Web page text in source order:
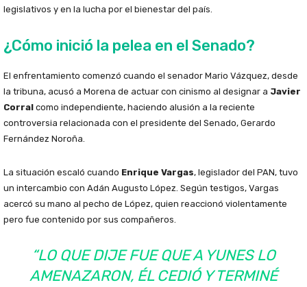
legislativos y en la lucha por el bienestar del país.
¿Cómo inició la pelea en el Senado?
El enfrentamiento comenzó cuando el senador Mario Vázquez, desde
la tribuna, acusó a Morena de actuar con cinismo al designar a Javier
Corral como independiente, haciendo alusión a la reciente
controversia relacionada con el presidente del Senado, Gerardo
Fernández Noroña.
La situación escaló cuando Enrique Vargas, legislador del PAN, tuvo
un intercambio con Adán Augusto López. Según testigos, Vargas
acercó su mano al pecho de López, quien reaccionó violentamente
pero fue contenido por sus compañeros.
“LO QUE DIJE FUE QUE A YUNES LO
AMENAZARON, ÉL CEDIÓ Y TERMINÉ